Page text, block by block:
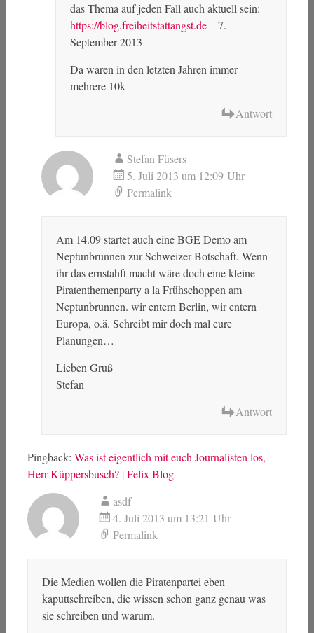
das Thema auf jeden Fall auch aktuell sein:
https://blog.freiheitstattangst.de– 7.
September 2013
Da waren in den letzten Jahren immer
mehrere 10k
Antwort
Stefan Füsers
5. Juli 2013 um 12:09 Uhr
Permalink
Am 14.09 startet auch eine BGE Demo am
Neptunbrunnen zur Schweizer Botschaft. Wenn
ihr das ernstahft macht wäre doch eine kleine
Piratenthemenparty a la Frühschoppen am
Neptunbrunnen. wir entern Berlin, wir entern
Europa, o.ä. Schreibt mir doch mal eure
Planungen…
Lieben Gruß
Stefan
Antwort
Pingback: Was ist eigentlich mit euch Journalisten los,
Herr Küppersbusch? | Felix Blog
asdf
4. Juli 2013 um 13:21 Uhr
Permalink
Die Medien wollen die Piratenpartei eben
kaputtschreiben, die wissen schon ganz genau was
sie schreiben und warum.